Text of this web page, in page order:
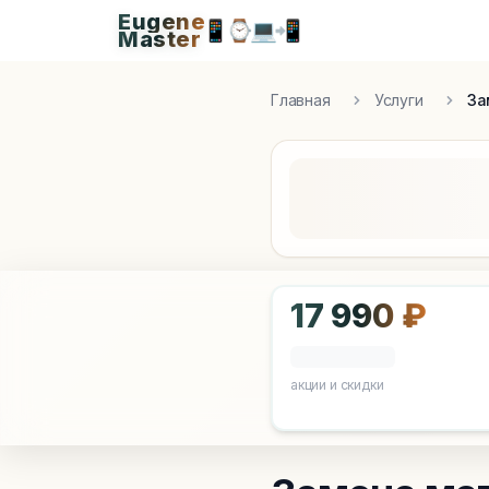
Apple Diagnostics & Engineering Authority
Eugene
Master📱 ⌚💻📲
Главная Услуги
17 990 ₽
акции и скидки